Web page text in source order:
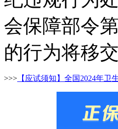
会保障部令
的行为将移
>>> 【应试须知】全国2024年